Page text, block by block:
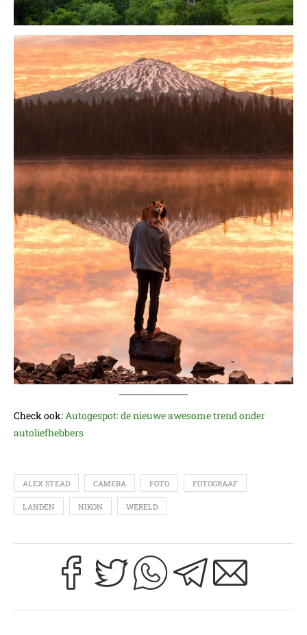
Check ook: Autogespot: de nieuwe awesome trend onder
autoliefhebbers
ALEX STEAD CAMERA FOTO FOTOGRAAF
LANDEN NIKON WERELD